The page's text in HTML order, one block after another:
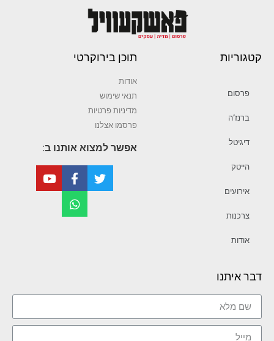
קטגוריות
פרסום
ברנז’ה
דיגיטל
הייטק
אירועים
צרכנות
אודות
תוכן בירוקרטי
אודות
תנאי שימוש
מדיניות פרטיות
פרסמו אצלנו
אפשר למצוא אותנו ב:
דבר איתנו